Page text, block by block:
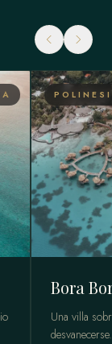
Bora
Una villa
desvanecerse.